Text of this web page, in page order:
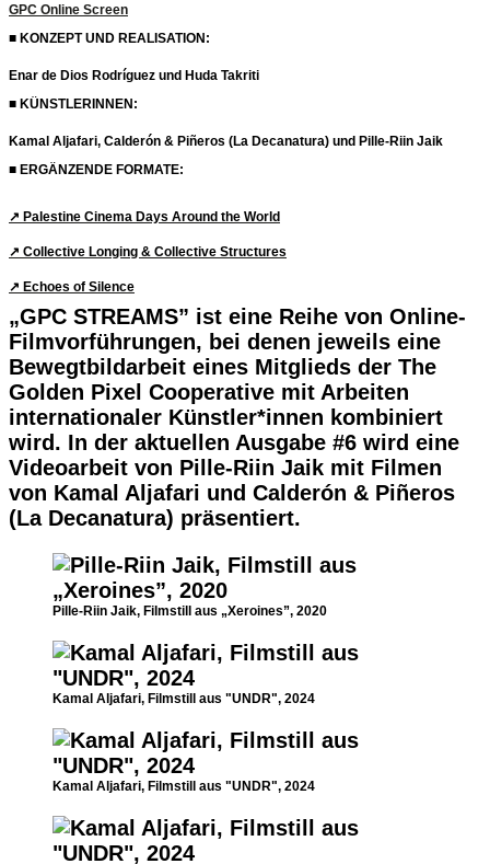
GPC Online Screen
■ KONZEPT UND REALISATION:
Enar de Dios Rodríguez und Huda Takriti
■ KÜNSTLERINNEN:
Kamal Aljafari, Calderón & Piñeros (La Decanatura) und Pille-Riin Jaik
■ ERGÄNZENDE FORMATE:
↗︎ Palestine Cinema Days Around the World
↗︎ Collective Longing & Collective Structures
↗︎ Echoes of Silence
„GPC STREAMS” ist eine Reihe von Online-
Filmvorführungen, bei denen jeweils eine
Bewegtbildarbeit eines Mitglieds der The
Golden Pixel Cooperative mit Arbeiten
internationaler Künstler*innen kombiniert
wird. In der aktuellen Ausgabe #6 wird eine
Videoarbeit von Pille-Riin Jaik mit Filmen
von Kamal Aljafari und Calderón & Piñeros
(La Decanatura) präsentiert.
Pille-Riin Jaik, Filmstill aus „Xeroines”, 2020
Kamal Aljafari, Filmstill aus "UNDR", 2024
Kamal Aljafari, Filmstill aus "UNDR", 2024